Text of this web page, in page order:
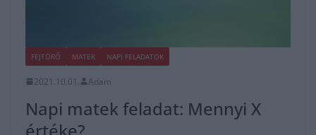
FEJTÖRŐ MATEK NAPI FELADATOK
2021.10.01. Adam
Napi matek feladat: Mennyi X
értéke?